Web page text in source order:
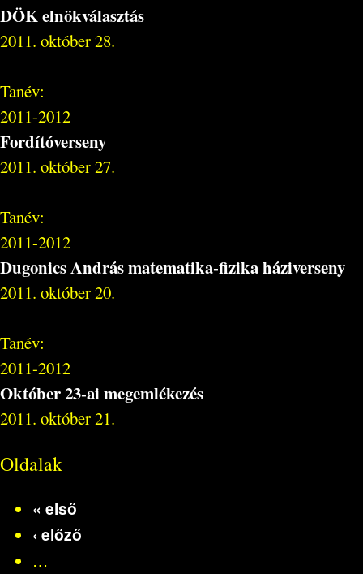
DÖK elnökválasztás
2011. október 28.
Tanév:
2011-2012
Fordítóverseny
2011. október 27.
Tanév:
2011-2012
Dugonics András matematika-fizika háziverseny
2011. október 20.
Tanév:
2011-2012
Október 23-ai megemlékezés
2011. október 21.
Oldalak
« első
‹ előző
…